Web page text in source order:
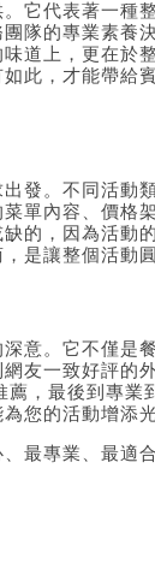
它代表著一種
隊的專業素養
道上，更在於
此，才能帶給
發。不同活動
單內容、價格
的，因為活動
是讓整個活動
意。它不僅是
網友一致好評的
薦 ，最後到 專業
您的活動增添
最專業、最適